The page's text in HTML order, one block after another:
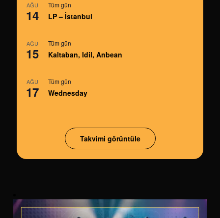
AĞU
14
Tüm gün
LP – İstanbul
AĞU
15
Tüm gün
Kaltaban, Idil, Anbean
AĞU
17
Tüm gün
Wednesday
Takvimi görüntüle